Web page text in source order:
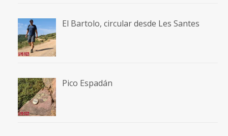
El Bartolo, circular desde Les Santes
Pico Espadán